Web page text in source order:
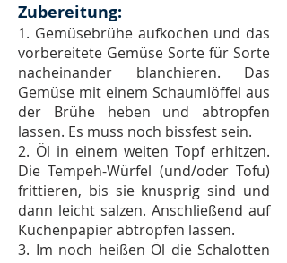
Zubereitung:
1. Gemüsebrühe aufkochen und das
vorbereitete Gemüse Sorte für Sorte
nacheinander blanchieren. Das
Gemüse mit einem Schaumlöffel aus
der Brühe heben und abtropfen
lassen. Es muss noch bissfest sein.
2. Öl in einem weiten Topf erhitzen.
Die Tempeh-Würfel (und/oder Tofu)
frittieren, bis sie knusprig sind und
dann leicht salzen. Anschließend auf
Küchenpapier abtropfen lassen.
3. Im noch heißen Öl die Schalotten